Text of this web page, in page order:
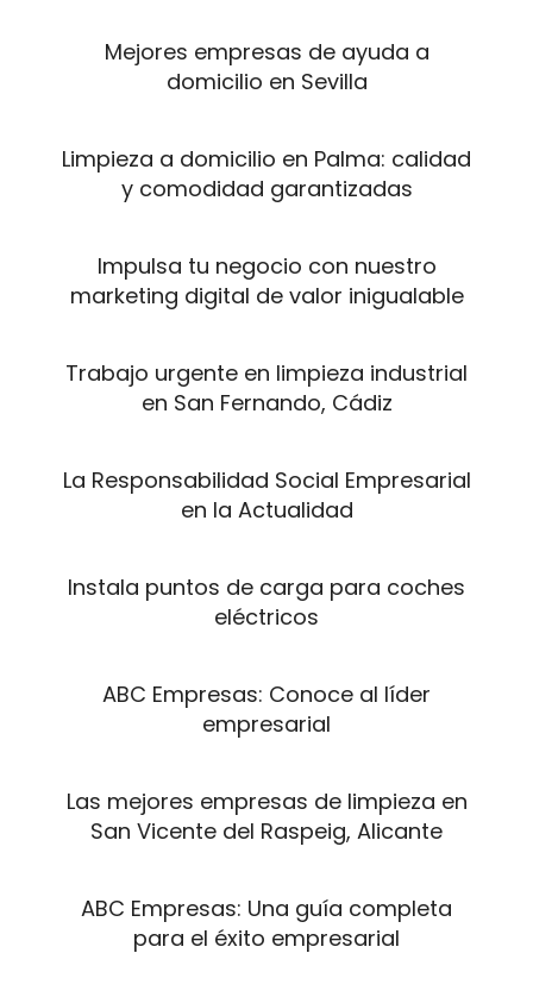
Mejores empresas de ayuda a
domicilio en Sevilla
Limpieza a domicilio en Palma: calidad
y comodidad garantizadas
Impulsa tu negocio con nuestro
marketing digital de valor inigualable
Trabajo urgente en limpieza industrial
en San Fernando, Cádiz
La Responsabilidad Social Empresarial
en la Actualidad
Instala puntos de carga para coches
eléctricos
ABC Empresas: Conoce al líder
empresarial
Las mejores empresas de limpieza en
San Vicente del Raspeig, Alicante
ABC Empresas: Una guía completa
para el éxito empresarial